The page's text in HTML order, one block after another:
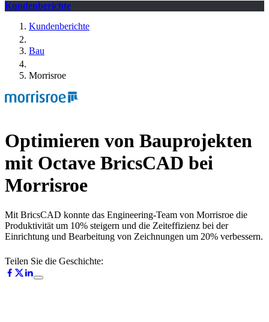
Kundenberichte
Kundenberichte
Bau
Morrisroe
Optimieren von Bauprojekten
mit Octave BricsCAD bei
Morrisroe
Mit BricsCAD konnte das Engineering-Team von Morrisroe die
Produktivität um 10% steigern und die Zeiteffizienz bei der
Einrichtung und Bearbeitung von Zeichnungen um 20% verbessern.
Teilen Sie die Geschichte: